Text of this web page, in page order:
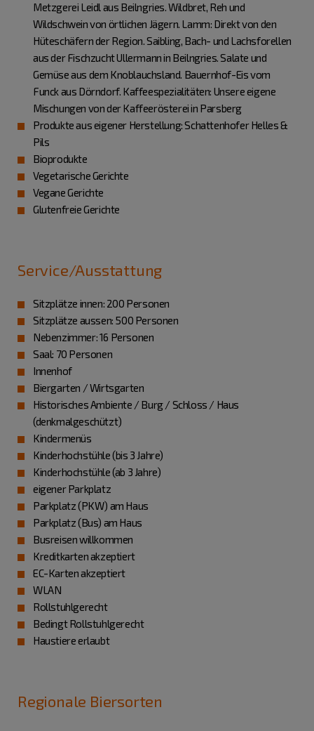
Metzgerei Leidl aus Beilngries. Wildbret, Reh und
Wildschwein von örtlichen Jägern. Lamm: Direkt von den
Hüteschäfern der Region. Saibling, Bach- und Lachsforellen
aus der Fischzucht Ullermann in Beilngries. Salate und
Gemüse aus dem Knoblauchsland. Bauernhof-Eis vom
Funck aus Dörndorf. Kaffeespezialitäten: Unsere eigene
Mischungen von der Kaffeerösterei in Parsberg
Produkte aus eigener Herstellung: Schattenhofer Helles &
Pils
Bioprodukte
Vegetarische Gerichte
Vegane Gerichte
Glutenfreie Gerichte
Service/Ausstattung
Sitzplätze innen: 200 Personen
Sitzplätze aussen: 500 Personen
Nebenzimmer: 16 Personen
Saal: 70 Personen
Innenhof
Biergarten / Wirtsgarten
Historisches Ambiente / Burg / Schloss / Haus
(denkmalgeschützt)
Kindermenüs
Kinderhochstühle (bis 3 Jahre)
Kinderhochstühle (ab 3 Jahre)
eigener Parkplatz
Parkplatz (PKW) am Haus
Parkplatz (Bus) am Haus
Busreisen willkommen
Kreditkarten akzeptiert
EC-Karten akzeptiert
WLAN
Rollstuhlgerecht
Bedingt Rollstuhlgerecht
Haustiere erlaubt
Regionale Biersorten